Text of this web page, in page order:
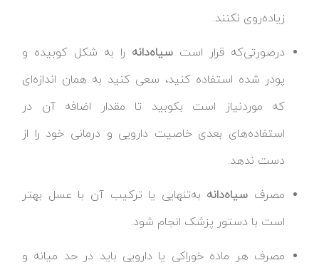
زیاده‌روی نکنند.
درصورتی‌که قرار است سیاه‌دانه را به شکل کوبیده و
پودر شده استفاده کنید، سعی کنید به همان اندازه‌ای
که موردنیاز است بکوبید تا مقدار اضافه آن در
استفاده‌های بعدی خاصیت دارویی و درمانی خود را از
دست ندهد.
مصرف سیاه‌دانه به‌تنهایی یا ترکیب آن با عسل بهتر
است با دستور پزشک انجام شود.
مصرف هر ماده خوراکی یا دارویی باید در حد میانه و